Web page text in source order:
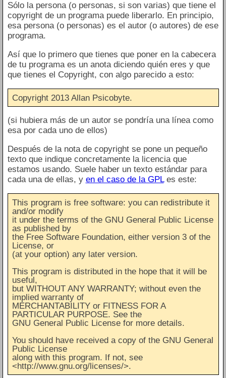
Sólo la persona (o personas, si son varias) que tiene el
copyright de un programa puede liberarlo. En principio,
esa persona (o personas) es el autor (o autores) de ese
programa.
Así que lo primero que tienes que poner en la cabecera
de tu programa es un anota diciendo quién eres y que
que tienes el Copyright, con algo parecido a esto:
Copyright 2013 Allan Psicobyte.
(si hubiera más de un autor se pondría una línea como
esa por cada uno de ellos)
Después de la nota de copyright se pone un pequeño
texto que indique concretamente la licencia que
estamos usando. Suele haber un texto estándar para
cada una de ellas, y en el caso de la GPLes este:
This program is free software: you can redistribute it
and/or modify
it under the terms of the GNU General Public License
as published by
the Free Software Foundation, either version 3 of the
License, or
(at your option) any later version.
This program is distributed in the hope that it will be
useful,
but WITHOUT ANY WARRANTY; without even the
implied warranty of
MERCHANTABILITY or FITNESS FOR A
PARTICULAR PURPOSE. See the
GNU General Public License for more details.
You should have received a copy of the GNU General
Public License
along with this program. If not, see
<http://www.gnu.org/licenses/>.